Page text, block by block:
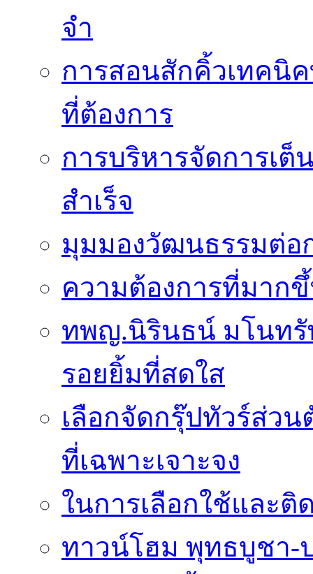
จำ
การสอนสักคิ้วเทคนิ
ที่ต้องการ
การบริหารจัดการเต็
สำเร็จ
มุมมองวัฒนธรรมต่อ
ความต้องการที่มาก
ทพญ.นิรินธน์ มโนท
รอยยิ้มที่สดใส
เลือกจัดกรุ๊ปทัวร์ส่ว
ที่เฉพาะเจาะจง
ในการเลือกใช้และ
ทาวน์โฮม พุทธบูชา-